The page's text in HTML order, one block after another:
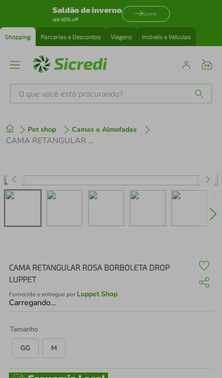
Saldão de inverno
até 40% off
Quero
Shopping Parcerias e Descontos Viagens Imóveis e Veículos
O que você está procurando?
Pet shop Camas e Almofadas
CAMA RETANGULAR ROSA BORBOLETA DROP LUPPET
CAMA RETANGULAR ROSA BORBOLETA DROP
LUPPET
Fornecido e entregue por Luppet Shop
Carregando…
Tamanho
GG
M
1º tenis
perfume